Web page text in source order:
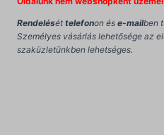
Rendelését telefonon és e-mailben
Személyes vásárlás lehetősége az
szaküzletünkben lehetséges.